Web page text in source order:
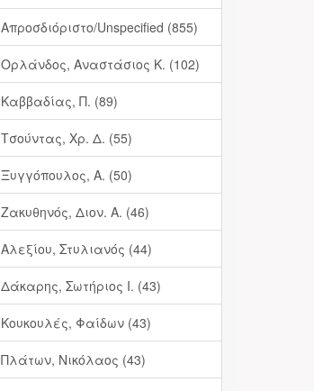
Απροσδιόριστο/Unspecified (855)
Ορλάνδος, Αναστάσιος Κ. (102)
Καββαδίας, Π. (89)
Τσούντας, Χρ. Δ. (55)
Ξυγγόπουλος, Α. (50)
Ζακυθηνός, Διον. Α. (46)
Αλεξίου, Στυλιανός (44)
Δάκαρης, Σωτήριος Ι. (43)
Κουκουλές, Φαίδων (43)
Πλάτων, Νικόλαος (43)